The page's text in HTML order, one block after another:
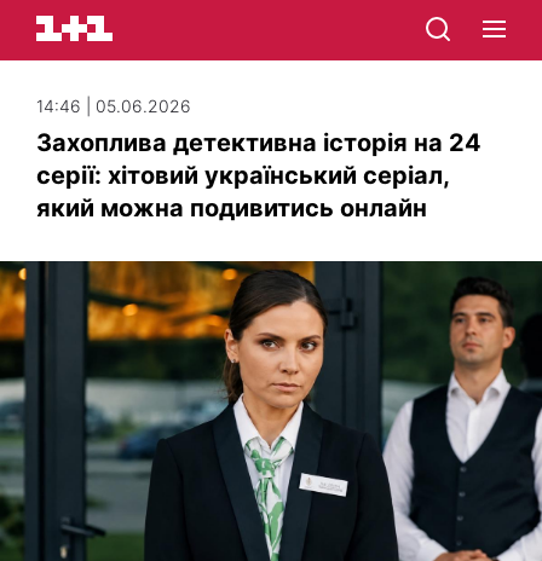
14:46 | 05.06.2026
Захоплива детективна історія на 24
серії: хітовий український серіал,
який можна подивитись онлайн